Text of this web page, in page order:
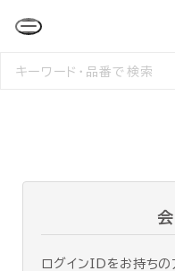
検
ログインIDをお持ちの